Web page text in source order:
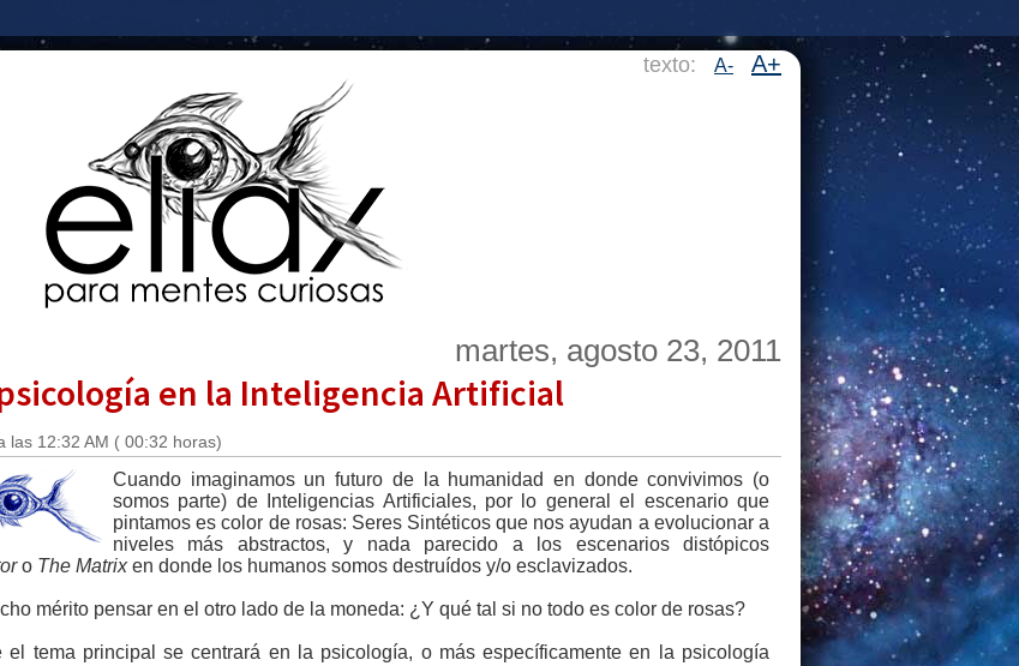
texto: A- A+
martes, agosto 23, 2011
en la Inteligencia Artificial
las 12:32 AM ( 00:32 horas)
Cuando imaginamos un futuro de la humanidad en donde convivimos (o
somos parte) de Inteligencias Artificiales, por lo general el escenario que
pintamos es color de rosas: Seres Sintéticos que nos ayudan a evolucionar a
niveles más abstractos, y nada parecido a los escenarios distópicos
o The Matrixen donde los humanos somos destruídos y/o esclavizados.
mérito pensar en el otro lado de la moneda: ¿Y qué tal si no todo es color de rosas?
tema principal se centrará en la psicología, o más específicamente en la psicología